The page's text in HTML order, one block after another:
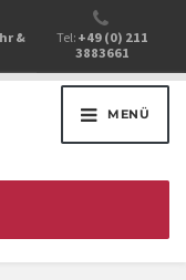
&
Tel: +49 (0) 211
3883661
MENÜ